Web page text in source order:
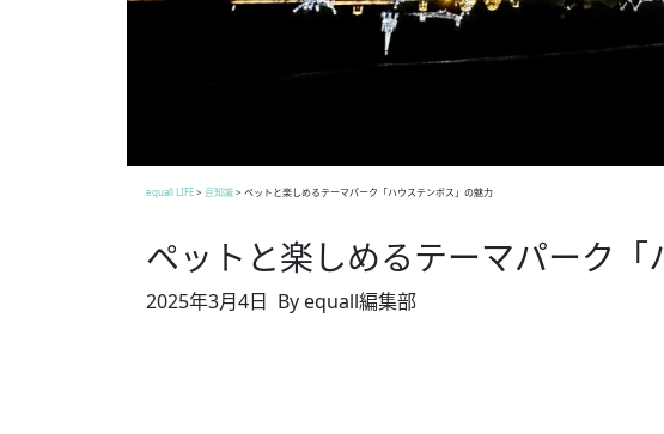
equall LIFE> 豆知識> ペットと楽しめるテーマパーク「ハウステンボス」の魅力
ペットと楽しめるテーマパーク
2025年3月4日 By equall編集部